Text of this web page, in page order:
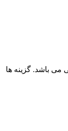
می باشد. گزینه ها